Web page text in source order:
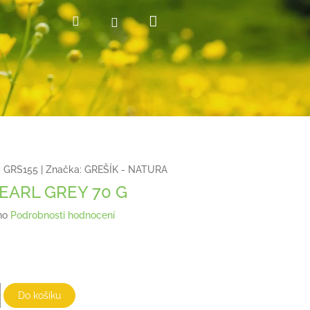
HledatPřihlášení
košík
GRS155 Značka: GREŠÍK - NATURA
GREY 70 G
Podrobnosti hodnocení
Do košíku